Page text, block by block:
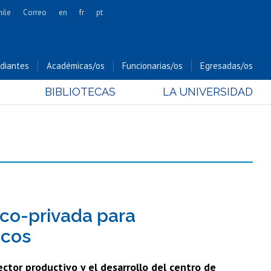
Cs. Forestales y Conservación
Cs. Sociales
Bachillerato
Hospital Clínico
Correo en fr pt
Académicas/os Funcionarias/os Egresadas/os
BIBLIOTECAS LA UNIVERSIDAD
privada para
productivo y el desarrollo del centro de